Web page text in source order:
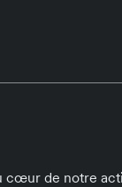
cœur de notre